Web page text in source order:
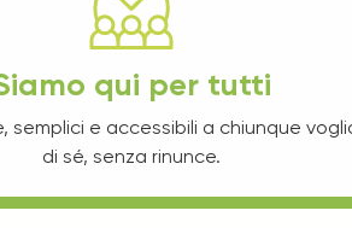
qui per tutti
semplici e accessibili a chiunque
di sé, senza rinunce.